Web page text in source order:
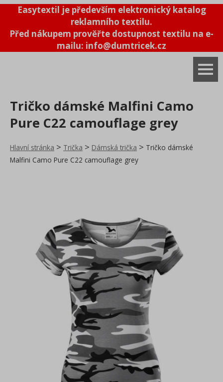
Systémové bundy 3v1
Easytextil je především elektronický katalog
reklamního textilu.
Před nákupem prověřte dostupnost textilu na e-
mailu: info@dumtricek.cz
Unisex-pánská trička
Dámská trička
Silnější trička
Trička oversize
Dětská trička
Kšiltovky a čepice
Tašky a batohy
Tričko dámské Malfini Camo
Pure C22 camouflage grey
Hlavní stránka > Trička > Dámská trička > Tričko dámské
Malfini Camo Pure C22 camouflage grey